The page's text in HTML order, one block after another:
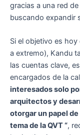
gracias a una red
buscando expandir
Si el objetivo es
a extremo), Kandu
las cuentas clave,
encargados de la
interesados solo
arquitectos y
otorgar un papel
tema de la QVT “,